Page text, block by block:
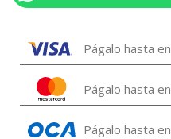
Págalo hasta en
Págalo hasta en
Págalo hasta en